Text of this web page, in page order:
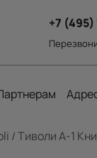
+7 (495)
/ Тиволи А-1